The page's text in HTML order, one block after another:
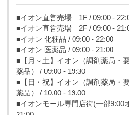
■イオン直営売場 1F / 09:00 -
■イオン直営売場 2F / 09:00 -
■イオン 化粧品 / 09:00 - 22:00
■イオン 医薬品 / 09:00 - 21:00
■【月～土】イオン（調剤薬局・
薬品） / 09:00 - 19:30
■【日・祝】イオン（調剤薬局・
薬品） / 10:00 - 19:00
■イオンモール専門店街(一部9:00